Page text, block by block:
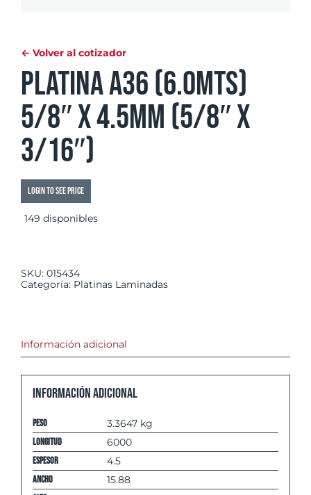
← Volver al cotizador
Platina A36 (6.0mts)
5/8″ x 4.5mm (5/8″ x
3/16″)
Login to see price
149 disponibles
SKU: 015434
Categoría: Platinas Laminadas
Información adicional
Información adicional
Peso 3.3647 kg
Longitud 6000
espesor 4.5
Ancho 15.88